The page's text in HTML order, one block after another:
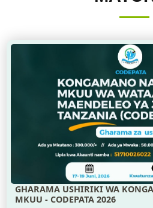
GHARAMA USHIRIKI WA
MKUU - CODEPATA 2026